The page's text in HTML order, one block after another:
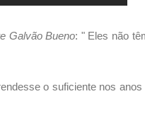
Galvão Bueno: " Eles não
o suficiente nos